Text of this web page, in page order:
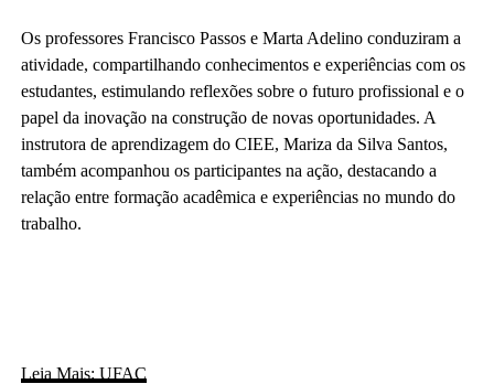
Os professores Francisco Passos e Marta Adelino conduziram a
atividade, compartilhando conhecimentos e experiências com os
estudantes, estimulando reflexões sobre o futuro profissional e o
papel da inovação na construção de novas oportunidades. A
instrutora de aprendizagem do CIEE, Mariza da Silva Santos,
também acompanhou os participantes na ação, destacando a
relação entre formação acadêmica e experiências no mundo do
trabalho.
Leia Mais: UFAC